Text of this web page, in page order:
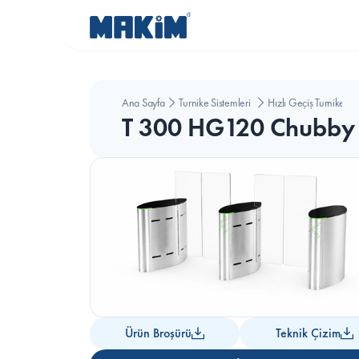
Ana Sayfa Turnike Sistemleri Hızlı Geçiş Turnikesi
T 300 HG120 Chubby
Ürün Broşürü
Teknik Çizim